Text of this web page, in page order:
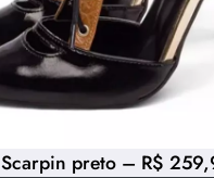
Scarpin preto – R$